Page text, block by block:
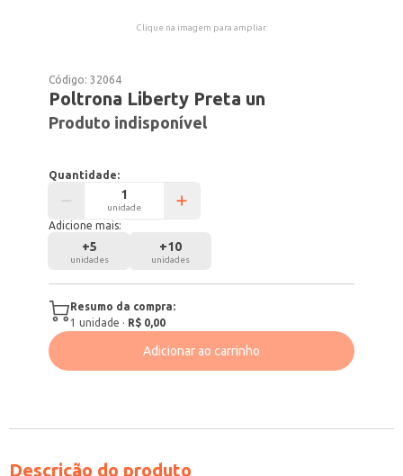
Clique na imagem para ampliar.
Código:32064
Poltrona Liberty Preta un
Produto indisponível
Quantidade:
unidade
Adicione mais:
+5
unidades
+10
unidades
Resumo da compra:
1 unidade · R$ 0,00
Adicionar ao carrinho
Descrição do produto